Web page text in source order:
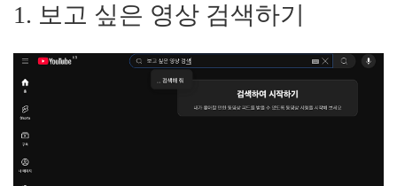
1. 보고 싶은 영상 검색하기